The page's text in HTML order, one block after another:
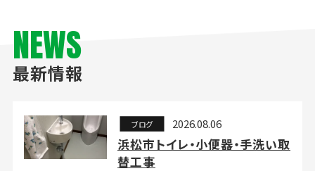
NEWS
最新情報
ブログ 2026.08.06
浜松市トイレ・小便器・手洗い取
替工事